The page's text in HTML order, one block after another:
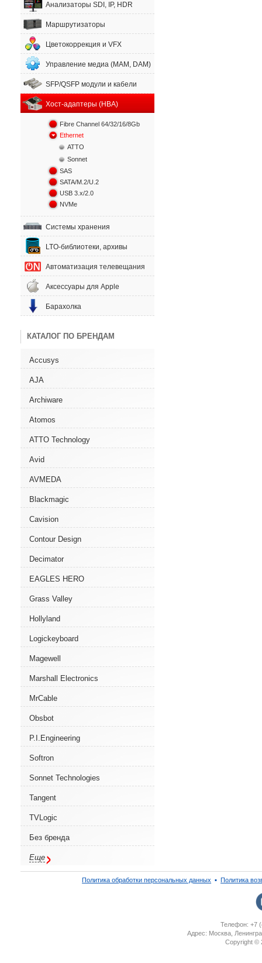
Анализаторы SDI, IP, HDR
Маршрутизаторы
Цветокоррекция и VFX
Управление медиа (MAM, DAM)
SFP/QSFP модули и кабели
Хост-адаптеры (HBA)
Fibre Channel 64/32/16/8Gb
Ethernet
ATTO
Sonnet
SAS
SATA/M.2/U.2
USB 3.x/2.0
NVMe
Системы хранения
LTO-библиотеки, архивы
Автоматизация телевещания
Аксессуары для Apple
Барахолка
КАТАЛОГ ПО БРЕНДАМ
Accusys
AJA
Archiware
Atomos
ATTO Technology
Avid
AVMEDA
Blackmagic
Cavision
Contour Design
Decimator
EAGLES HERO
Grass Valley
Hollyland
Logickeyboard
Magewell
Marshall Electronics
MrCable
Obsbot
P.I.Engineering
Softron
Sonnet Technologies
Tangent
TVLogic
Без бренда
Еще
Политика обработки персональных данных ▪ Политика
Телефон: +7
Адрес: Москва,
Copyright ©